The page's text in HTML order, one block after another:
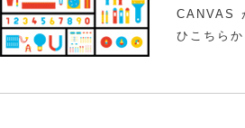
CANVAS
ひこちらか